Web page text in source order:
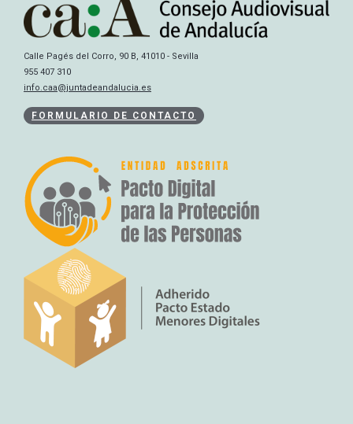
Calle Pagés del Corro, 90 B, 41010 - Sevilla
955 407 310
info.caa@juntadeandalucia.es
FORMULARIO DE CONTACTO